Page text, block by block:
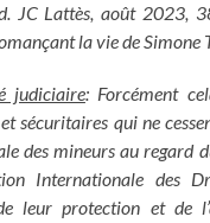
JC Lattès, août 2023,
la vie de Simone
judiciaire: Forcément
sécuritaires qui ne
des mineursau regard
Internationale des
leur protection et de